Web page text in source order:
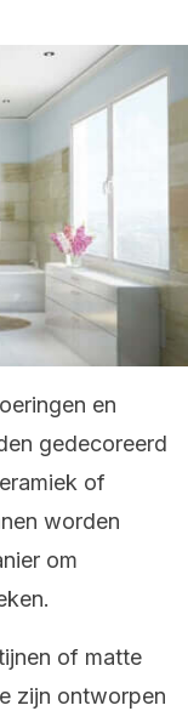
en
gedecoreerd
of
worden
om
of matte
zijn ontworpen